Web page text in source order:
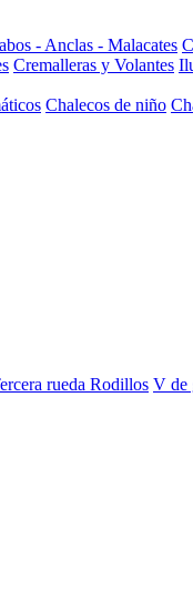
- Anclas - Malacates
Cremalleras y Volantes
Chalecos de niño
rueda Rodillos V de